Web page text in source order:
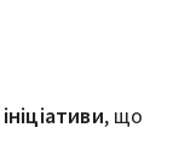
, що